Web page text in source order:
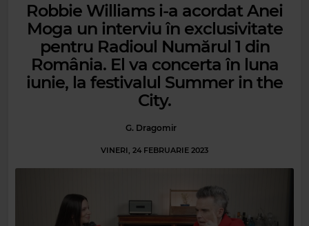
Robbie Williams i-a acordat Anei
Moga un interviu în exclusivitate
pentru Radioul Numărul 1 din
România. El va concerta în luna
iunie, la festivalul Summer in the
City.
G. Dragomir
VINERI, 24 FEBRUARIE 2023